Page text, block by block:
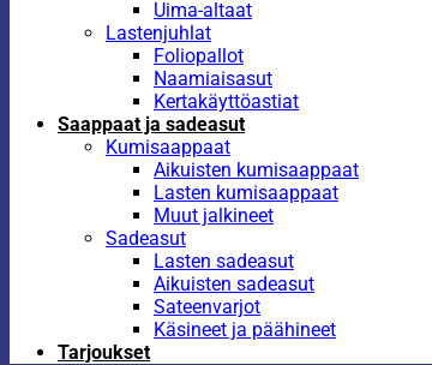
Uima-altaat
Lastenjuhlat
Foliopallot
Naamiaisasut
Kertakäyttöastiat
Saappaat ja sadeasut
Kumisaappaat
Aikuisten kumisaappaat
Lasten kumisaappaat
Muut jalkineet
Sadeasut
Lasten sadeasut
Aikuisten sadeasut
Sateenvarjot
Käsineet ja päähineet
Tarjoukset